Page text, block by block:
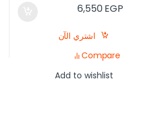
6,550EGP
اشتري الآن
Compare
Add to wishlist